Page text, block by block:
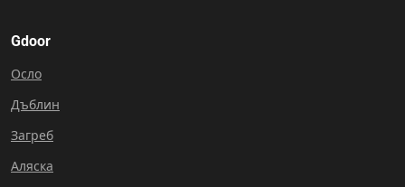
Gdoor
Осло
Дъблин
Загреб
Аляска